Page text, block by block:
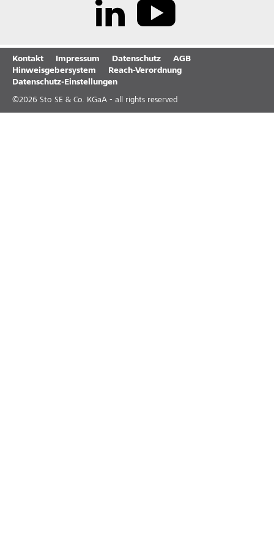
Kontakt Impressum Datenschutz
AGB
Hinweisgebersystem
Reach-Verordnung
Datenschutz-Einstellungen
©2026 Sto SE & Co. KGaA - all rights reserved